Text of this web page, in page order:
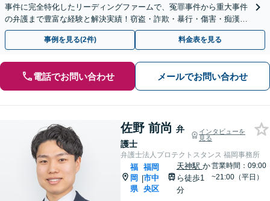
事件に完全特化したリーディングファームで、冤罪事件から重大事件
の弁護まで豊富な経験と解決実績！窃盗・詐欺・暴行・傷害・痴漢・
盗撮・薬物犯罪など幅広い分野に対応可能です！
事例を見る(2件) 料金表を見る
電話でお問い合わせ メールでお問い合わせ
佐野 前尚 弁
護士
インタビューを
見る
弁護士法人プロテクトスタンス 福岡事務所
福
岡
県
|
福岡
市中
央区
天神駅 か
ら徒歩1
分
営業時間：09:00
~21:00（平日）